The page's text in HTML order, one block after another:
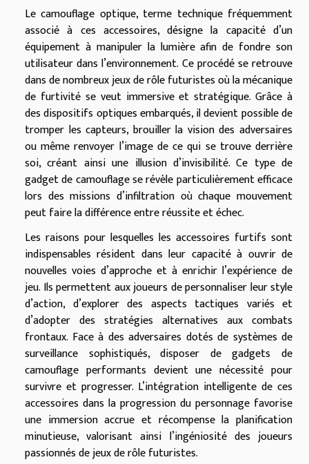
Le camouflage optique, terme technique fréquemment
associé à ces accessoires, désigne la capacité d’un
équipement à manipuler la lumière afin de fondre son
utilisateur dans l’environnement. Ce procédé se retrouve
dans de nombreux jeux de rôle futuristes où la mécanique
de furtivité se veut immersive et stratégique. Grâce à
des dispositifs optiques embarqués, il devient possible de
tromper les capteurs, brouiller la vision des adversaires
ou même renvoyer l’image de ce qui se trouve derrière
soi, créant ainsi une illusion d’invisibilité. Ce type de
gadget de camouflage se révèle particulièrement efficace
lors des missions d’infiltration où chaque mouvement
peut faire la différence entre réussite et échec.
Les raisons pour lesquelles les accessoires furtifs sont
indispensables résident dans leur capacité à ouvrir de
nouvelles voies d’approche et à enrichir l’expérience de
jeu. Ils permettent aux joueurs de personnaliser leur style
d’action, d’explorer des aspects tactiques variés et
d’adopter des stratégies alternatives aux combats
frontaux. Face à des adversaires dotés de systèmes de
surveillance sophistiqués, disposer de gadgets de
camouflage performants devient une nécessité pour
survivre et progresser. L’intégration intelligente de ces
accessoires dans la progression du personnage favorise
une immersion accrue et récompense la planification
minutieuse, valorisant ainsi l’ingéniosité des joueurs
passionnés de jeux de rôle futuristes.